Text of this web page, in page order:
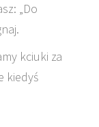
„Do
kciuki za
kiedyś